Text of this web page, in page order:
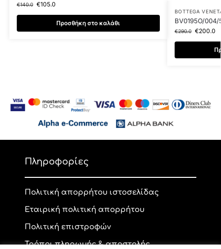
€140.0 €105.0
Προσθήκη στο καλάθι
BOTTEGA
BV0195O/004/
€290.0 €200.0
Πληροφορίες
Πολιτική απορρήτου ιστοσελίδας
Εταιρική πολιτική απορρήτου
Πολιτική επιστροφών
Τρόποι πληρωμής & αποστολής